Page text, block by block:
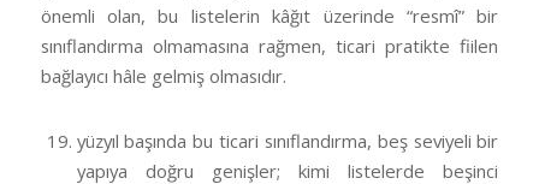
önemli olan, bu listelerin kâğıt üzerinde “resmî” bir
sınıflandırma olmamasına rağmen, ticari pratikte fiilen
bağlayıcı hâle gelmiş olmasıdır.
yüzyıl başında bu ticari sınıflandırma, beş seviyeli bir
yapıya doğru genişler; kimi listelerde beşinci